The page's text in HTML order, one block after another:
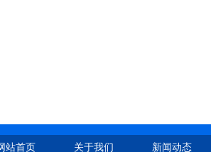
站首页 关于我们 新闻动态